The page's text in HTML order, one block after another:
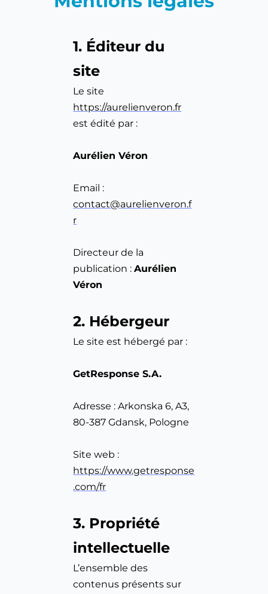
1. Éditeur du
site
https://aurelienveron.fr
est édité par :
Aurélien Véron
contact@aurelienveron.f
r
Directeur de la
publication : Aurélien
Véron
2. Hébergeur
Le site est hébergé par :
GetResponse S.A.
Adresse : Arkonska 6, A3,
80-387 Gdansk, Pologne
https://www.getresponse
.com/fr
3. Propriété
intellectuelle
L’ensemble des
contenus présents sur